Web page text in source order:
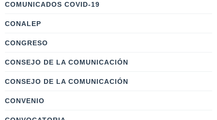
COMUNICADOS COVID-19
CONALEP
CONGRESO
CONSEJO DE LA COMUNICACIÓN
CONSEJO DE LA COMUNICACIÓN
CONVENIO